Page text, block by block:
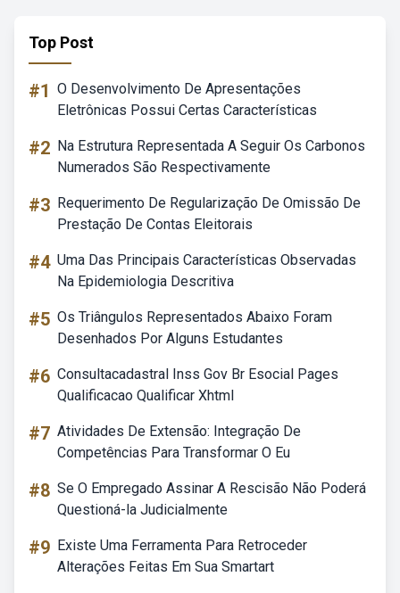
Top Post
#1 O Desenvolvimento De Apresentações
Eletrônicas Possui Certas Características
#2 Na Estrutura Representada A Seguir Os Carbonos
Numerados São Respectivamente
#3 Requerimento De Regularização De Omissão De
Prestação De Contas Eleitorais
#4 Uma Das Principais Características Observadas
Na Epidemiologia Descritiva
#5 Os Triângulos Representados Abaixo Foram
Desenhados Por Alguns Estudantes
#6 Consultacadastral Inss Gov Br Esocial Pages
Qualificacao Qualificar Xhtml
#7 Atividades De Extensão: Integração De
Competências Para Transformar O Eu
#8 Se O Empregado Assinar A Rescisão Não Poderá
Questioná-la Judicialmente
#9 Existe Uma Ferramenta Para Retroceder
Alterações Feitas Em Sua Smartart